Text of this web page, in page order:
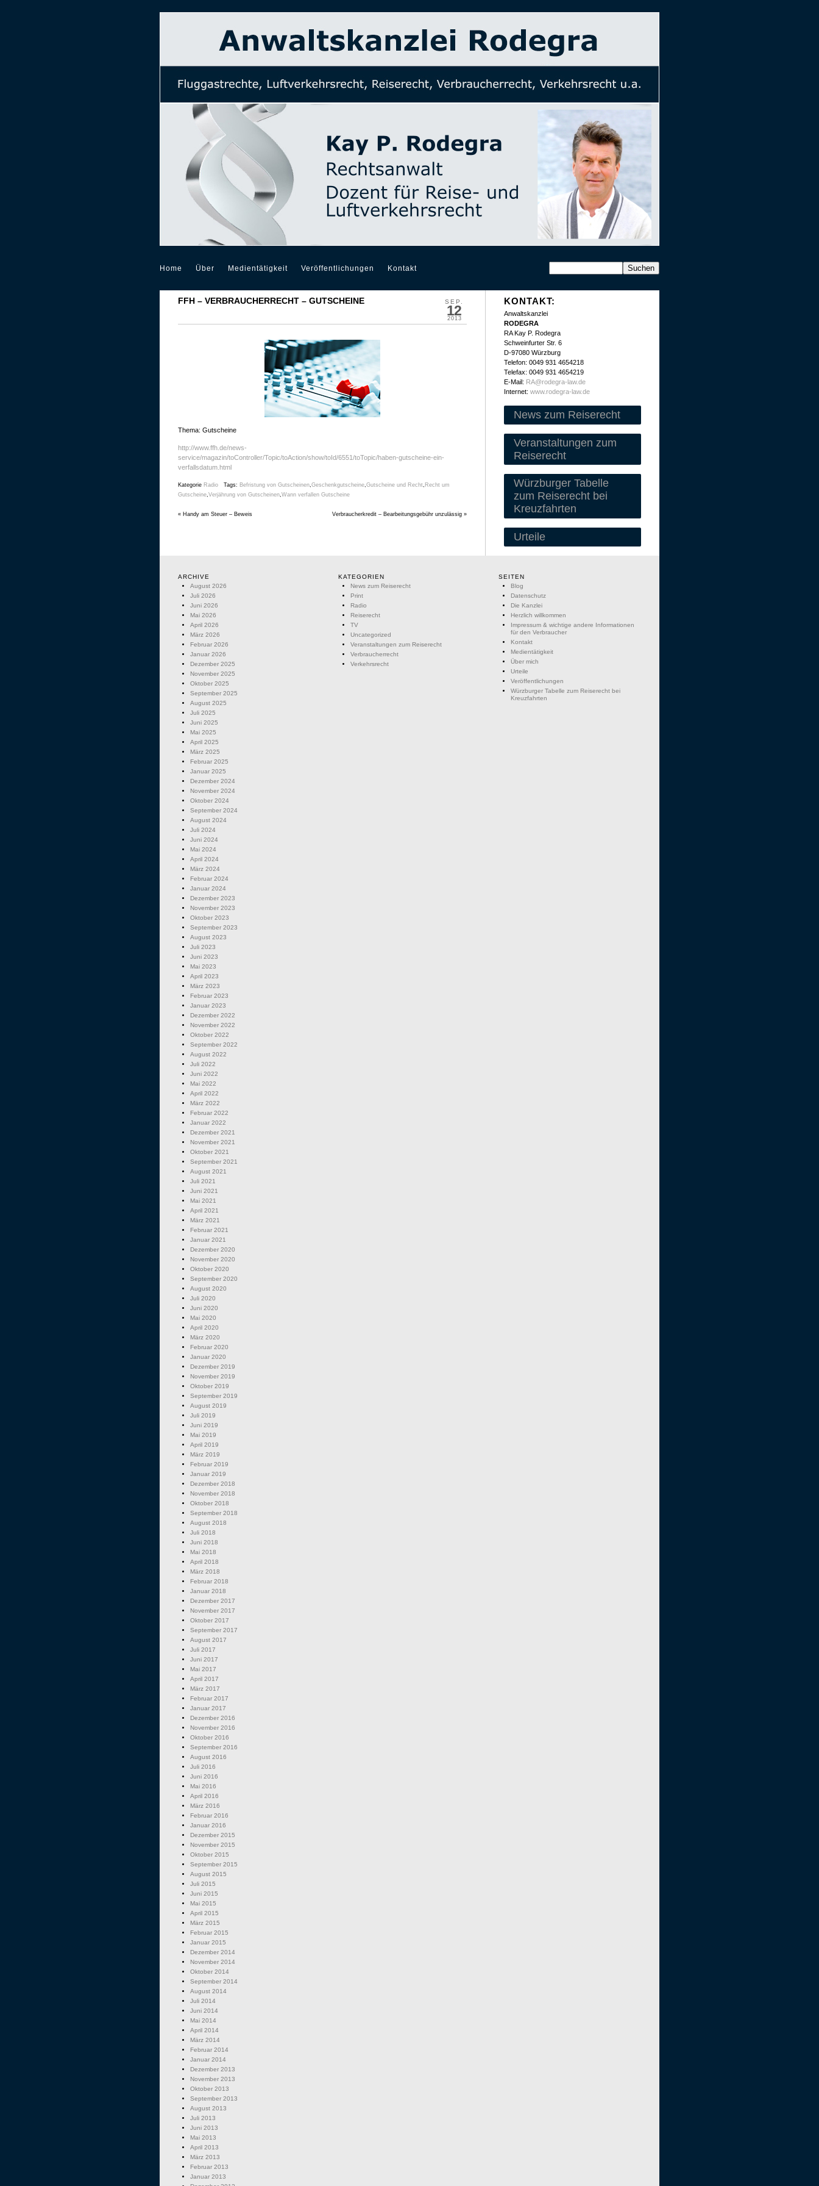
Home Über Medientätigkeit Veröffentlichungen Kontakt
SEP.
12
2013
FFH – VERBRAUCHERRECHT – GUTSCHEINE
Thema: Gutscheine
http://www.ffh.de/news-
service/magazin/toController/Topic/toAction/show/toId/6551/toTopic/haben-gutscheine-ein-
verfallsdatum.html
Kategorie Radio Tags: Befristung von Gutscheinen,Geschenkgutscheine,Gutscheine und Recht, Recht um
Gutscheine,Verjährung von Gutscheinen,Wann verfallen Gutscheine
« Handy am Steuer – Beweis Verbraucherkredit – Bearbeitungsgebühr unzulässig »
KONTAKT:
Anwaltskanzlei
RODEGRA
RA Kay P. Rodegra
Schweinfurter Str. 6
D-97080 Würzburg
Telefon: 0049 931 4654218
Telefax: 0049 931 4654219
E-Mail: RA@rodegra-law.de
Internet: www.rodegra-law.de
News zum Reiserecht
Veranstaltungen zum
Reiserecht
Würzburger Tabelle
zum Reiserecht bei
Kreuzfahrten
Urteile
ARCHIVE
August 2026
Juli 2026
Juni 2026
Mai 2026
April 2026
März 2026
Februar 2026
Januar 2026
Dezember 2025
November 2025
Oktober 2025
September 2025
August 2025
Juli 2025
Juni 2025
Mai 2025
April 2025
März 2025
Februar 2025
Januar 2025
Dezember 2024
November 2024
Oktober 2024
September 2024
August 2024
Juli 2024
Juni 2024
Mai 2024
April 2024
März 2024
Februar 2024
Januar 2024
Dezember 2023
November 2023
Oktober 2023
September 2023
August 2023
Juli 2023
Juni 2023
Mai 2023
April 2023
März 2023
Februar 2023
Januar 2023
Dezember 2022
November 2022
Oktober 2022
September 2022
August 2022
Juli 2022
Juni 2022
Mai 2022
April 2022
März 2022
Februar 2022
Januar 2022
Dezember 2021
November 2021
Oktober 2021
September 2021
August 2021
Juli 2021
Juni 2021
Mai 2021
April 2021
März 2021
Februar 2021
Januar 2021
Dezember 2020
November 2020
Oktober 2020
September 2020
August 2020
Juli 2020
Juni 2020
Mai 2020
April 2020
März 2020
Februar 2020
Januar 2020
Dezember 2019
November 2019
Oktober 2019
September 2019
August 2019
Juli 2019
Juni 2019
Mai 2019
April 2019
März 2019
Februar 2019
Januar 2019
Dezember 2018
November 2018
Oktober 2018
September 2018
August 2018
Juli 2018
Juni 2018
Mai 2018
April 2018
März 2018
Februar 2018
Januar 2018
Dezember 2017
November 2017
Oktober 2017
September 2017
August 2017
Juli 2017
Juni 2017
Mai 2017
April 2017
März 2017
Februar 2017
Januar 2017
Dezember 2016
November 2016
Oktober 2016
September 2016
August 2016
Juli 2016
Juni 2016
Mai 2016
April 2016
März 2016
Februar 2016
Januar 2016
Dezember 2015
November 2015
Oktober 2015
September 2015
August 2015
Juli 2015
Juni 2015
Mai 2015
April 2015
März 2015
Februar 2015
Januar 2015
Dezember 2014
November 2014
Oktober 2014
September 2014
August 2014
Juli 2014
Juni 2014
Mai 2014
April 2014
März 2014
Februar 2014
Januar 2014
Dezember 2013
November 2013
Oktober 2013
September 2013
August 2013
Juli 2013
Juni 2013
Mai 2013
April 2013
März 2013
Februar 2013
Januar 2013
KATEGORIEN
News zum Reiserecht
Print
Radio
Reiserecht
TV
Uncategorized
Veranstaltungen zum Reiserecht
Verbraucherrecht
Verkehrsrecht
SEITEN
Blog
Datenschutz
Die Kanzlei
Herzlich willkommen
Impressum & wichtige andere Informationen
für den Verbraucher
Kontakt
Medientätigkeit
Über mich
Urteile
Veröffentlichungen
Würzburger Tabelle zum Reiserecht bei
Kreuzfahrten